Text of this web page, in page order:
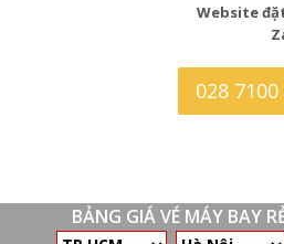
Website
028
BẢNG GIÁ VÉ MÁY BAY